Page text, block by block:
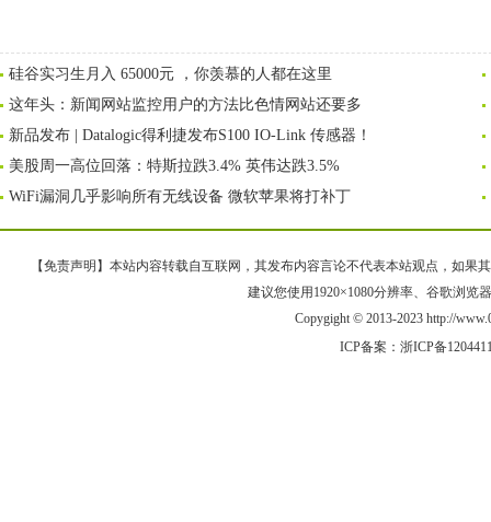
硅谷实习生月入 65000元 ，你羡慕的人都在这里
这年头：新闻网站监控用户的方法比色情网站还要多
新品发布 | Datalogic得利捷发布S100 IO-Link 传感器！
美股周一高位回落：特斯拉跌3.4% 英伟达跌3.5%
WiFi漏洞几乎影响所有无线设备 微软苹果将打补丁
【免责声明】本站内容转载自互联网，其发布内容言论不代表本站观点，如果
建议您使用1920×1080分辨率、谷歌浏览
Copygight © 2013-2023 http://
ICP备案： 浙ICP备